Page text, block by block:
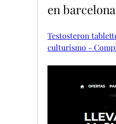
en
Testosteron
culturismo -